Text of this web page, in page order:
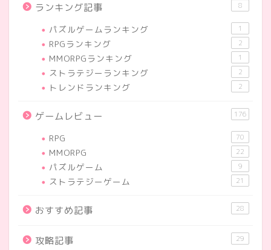
ランキング記事 8
パズルゲームランキング 1
RPGランキング 2
MMORPGランキング 1
ストラテジーランキング 2
トレンドランキング 2
ゲームレビュー 176
RPG 70
MMORPG 22
パズルゲーム 9
ストラテジーゲーム 21
おすすめ記事 28
攻略記事 29